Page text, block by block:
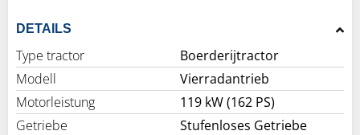
DETAILS
Type tractor
Boerderijtractor
Modell
Vierradantrieb
Motorleistung
119 kW (162 PS)
Getriebe
Stufenloses Getriebe